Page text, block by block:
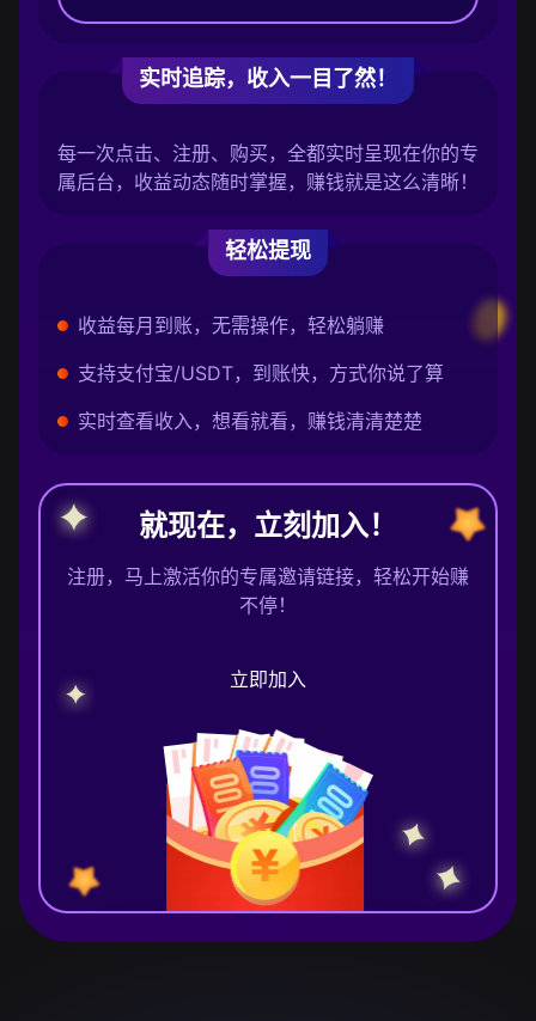
实时追踪，收入一目了然！
每一次点击、注册、购买，全都实时呈现在你的专
属后台，收益动态随时掌握，赚钱就是这么清晰！
轻松提现
收益每月到账，无需操作，轻松躺赚
支持支付宝/USDT，到账快，方式你说了算
实时查看收入，想看就看，赚钱清清楚楚
就现在，立刻加入！
注册，马上激活你的专属邀请链接，轻松开始赚
不停！
立即加入